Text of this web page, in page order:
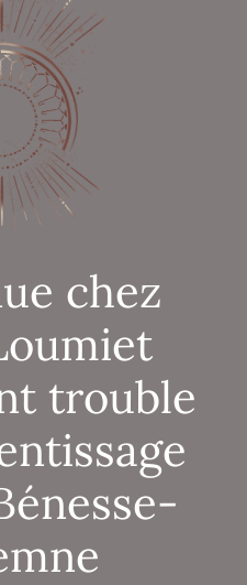
chez
trouble